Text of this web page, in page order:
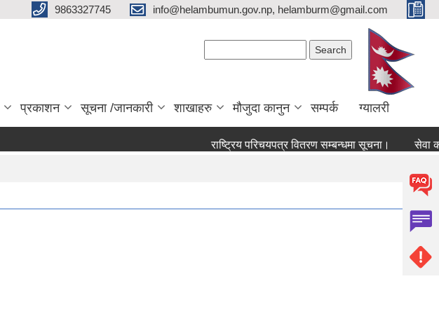
9863327745 info@helambumun.gov.np, helamburm@gmail.com
प्रकाशन सूचना /जानकारी शाखाहरु मौजुदा कानुन सम्पर्क ग्यालरी
राष्ट्रिय परिचयपत्र वितरण सम्बन्धमा सूचना। सेवा